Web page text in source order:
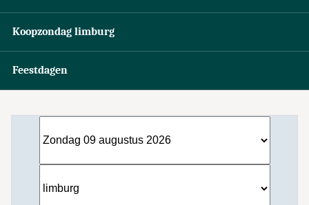
Koopzondag limburg
Feestdagen